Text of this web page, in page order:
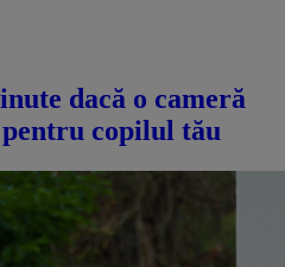
dacă o cameră
pentru copilul tău